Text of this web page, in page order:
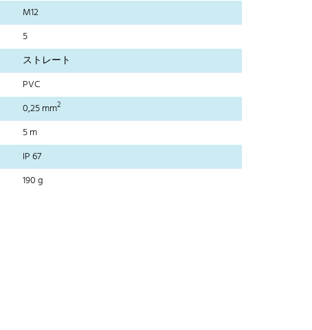
M12
5
ストレート
PVC
0,25 mm2
5 m
IP 67
190 g